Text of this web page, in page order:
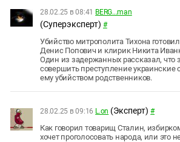
28.02.25 в 08:41 BERG...man
(Суперэксперт) #
Убийство митрополита Тихона
Денис Попович и клирик Никита
Один из задержанных рассказал, что
совершить преступление украинские
ему убийством родственников.
28.02.25 в 09:16 L.on (Эксперт) #
Как говорил товарищ Сталин,
хочет проголосовать народа, или это